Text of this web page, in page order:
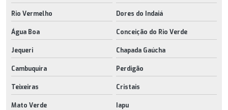
Rio Vermelho Dores do Indaiá
Água Boa Conceição do Rio Verde
Jequeri Chapada Gaúcha
Cambuquira Perdigão
Teixeiras Cristais
Mato Verde Iapu